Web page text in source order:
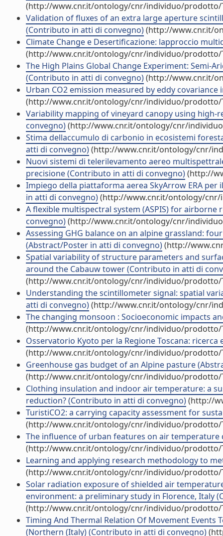
(http://www.cnr.it/ontology/cnr/individuo/prodotto/
Validation of fluxes of an extra large aperture
(Contributo in atti di convegno)(http://www.cnr.it/
Climate Change e Desertificazione: lapproccio
(http://www.cnr.it/ontology/cnr/individuo/prodotto/
The High Plains Global Change Experiment: Semi-
(Contributo in atti di convegno)(http://www.cnr.it/
Urban CO2 emission measured by eddy
(http://www.cnr.it/ontology/cnr/individuo/prodotto/
Variability mapping of vineyard canopy using
convegno)(http://www.cnr.it/ontology/cnr/
Stima dellaccumulo di carbonio in ecosistemi
atti di convegno)(http://www.cnr.it/ontology/cnr/
Nuovi sistemi di telerilevamento aereo
precisione (Contributo in atti di convegno)(http://
Impiego della piattaforma aerea SkyArrow ERA
in atti di convegno)(http://www.cnr.it/ontology/
A flexible multispectral system (ASPIS) for
convegno)(http://www.cnr.it/ontology/cnr/
Assessing GHG balance on an alpine grassland:
(Abstract/Poster in atti di convegno)(http://
Spatial variability of structure parameters and
around the Cabauw tower (Contributo in atti di
(http://www.cnr.it/ontology/cnr/individuo/prodotto/
Understanding the scintillometer signal: spatial
atti di convegno)(http://www.cnr.it/ontology/cnr/
The changing monsoon : Socioeconomic impacts
(http://www.cnr.it/ontology/cnr/individuo/prodotto/
Osservatorio Kyoto per la Regione Toscana:
(http://www.cnr.it/ontology/cnr/individuo/prodotto/
Greenhouse gas budget of an Alpine pasture
(http://www.cnr.it/ontology/cnr/individuo/prodotto/
Clothing insulation and indoor air temperature: a
reduction? (Contributo in atti di convegno)(http://
TuristiCO2: a carrying capacity assessment for
(http://www.cnr.it/ontology/cnr/individuo/prodotto/
The influence of urban features on air
(http://www.cnr.it/ontology/cnr/individuo/prodotto/
Learning and applying research methodology to
(http://www.cnr.it/ontology/cnr/individuo/prodotto/
Solar radiation exposure of shielded air
environment: a preliminary study in Florence, Italy
(http://www.cnr.it/ontology/cnr/individuo/prodotto/
Timing And Thermal Relation Of Movement Events
(Northern (Italy) (Contributo in atti di convegno)